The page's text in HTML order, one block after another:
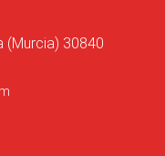
(Murcia) 30840